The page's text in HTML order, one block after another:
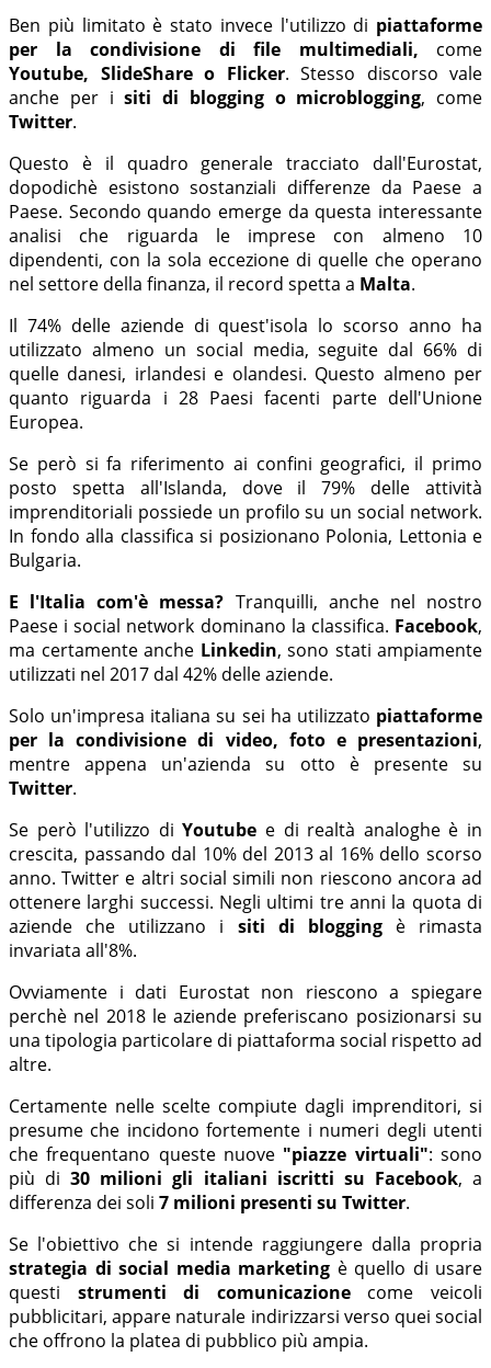
Ben più limitato è stato invece l'utilizzo di piattaforme
per la condivisione di file multimediali, come
Youtube, SlideShare o Flicker. Stesso discorso vale
anche per isiti di blogging o microblogging, come
Twitter.
Questo è il quadro generale tracciato dall'Eurostat,
dopodichè esistono sostanziali differenze da Paese a
Paese. Secondo quando emerge da questa interessante
analisi che riguarda le imprese con almeno 10
dipendenti, con la sola eccezione di quelle che operano
nel settore della finanza, il record spetta a Malta.
Il 74% delle aziende di quest'isola lo scorso anno ha
utilizzato almeno un social media, seguite dal 66% di
quelle danesi, irlandesi e olandesi. Questo almeno per
quanto riguarda i 28 Paesi facenti parte dell'Unione
Europea.
Se però si fa riferimento ai confini geografici, il primo
posto spetta all'Islanda, dove il 79% delle attività
imprenditoriali possiede un profilo su un social network.
In fondo alla classifica si posizionano Polonia, Lettonia e
Bulgaria.
E l'Italia com'è messa? Tranquilli, anche nel nostro
Paese i social network dominano la classifica. Facebook,
ma certamente anche Linkedin, sono stati ampiamente
utilizzati nel 2017 dal 42% delle aziende.
Solo un'impresa italiana su sei ha utilizzato piattaforme
per la condivisione di video, foto e presentazioni,
mentre appena un'azienda su otto è presente su
Twitter.
Se però l'utilizzo diYoutube e di realtà analoghe è in
crescita, passando dal 10% del 2013 al 16% dello scorso
anno. Twitter e altri social simili non riescono ancora ad
ottenere larghi successi. Negli ultimi tre anni la quota di
aziende che utilizzano i siti di bloggingè rimasta
invariata all'8%.
Ovviamente i dati Eurostat non riescono a spiegare
perchè nel 2018 le aziende preferiscano posizionarsi su
una tipologia particolare di piattaforma social rispetto ad
altre.
Certamente nelle scelte compiute dagli imprenditori, si
presume che incidono fortemente i numeri degli utenti
che frequentano queste nuove "piazze virtuali": sono
più di30 milioni gli italiani iscritti su Facebook, a
differenza dei soli 7 milioni presenti su Twitter.
Se l'obiettivo che si intende raggiungere dalla propria
strategia di social media marketing è quello di usare
questi strumenti di comunicazionecome veicoli
pubblicitari, appare naturale indirizzarsi verso quei social
che offrono la platea di pubblico più ampia.